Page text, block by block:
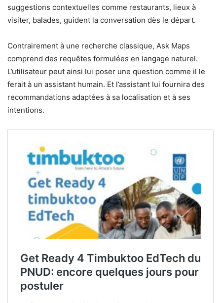
suggestions contextuelles comme restaurants, lieux à
visiter, balades, guident la conversation dès le départ.
Contrairement à une recherche classique, Ask Maps
comprend des requêtes formulées en langage naturel.
L’utilisateur peut ainsi lui poser une question comme il le
ferait à un assistant humain. Et l’assistant lui fournira des
recommandations adaptées à sa localisation et à ses
intentions.